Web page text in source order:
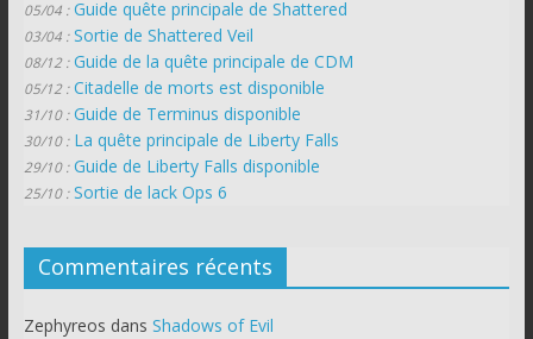
05/04 : Guide quête principale de Shattered
03/04 : Sortie de Shattered Veil
08/12 : Guide de la quête principale de CDM
05/12 : Citadelle de morts est disponible
31/10 : Guide de Terminus disponible
30/10 : La quête principale de Liberty Falls
29/10 : Guide de Liberty Falls disponible
25/10 : Sortie de lack Ops 6
Commentaires récents
Zephyreos dans Shadows of Evil